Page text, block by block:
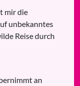
mir die
unbekanntes
Reise durch
an